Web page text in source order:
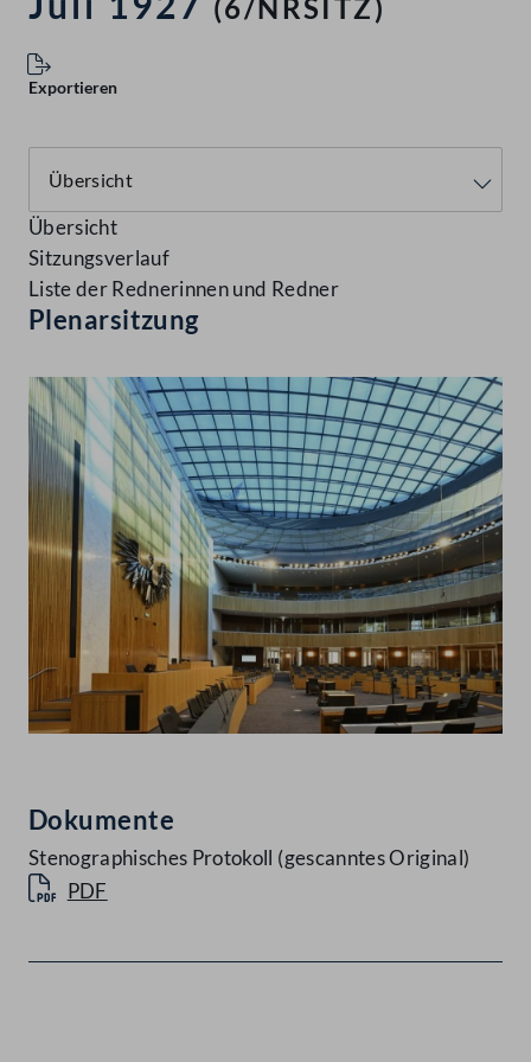
(6/NRSITZ)
Exportieren
Übersicht
Sitzungsverlauf
Liste der Rednerinnen und Redner
Plenarsitzung
Dokumente
Stenographisches Protokoll (gescanntes Original)
PDF